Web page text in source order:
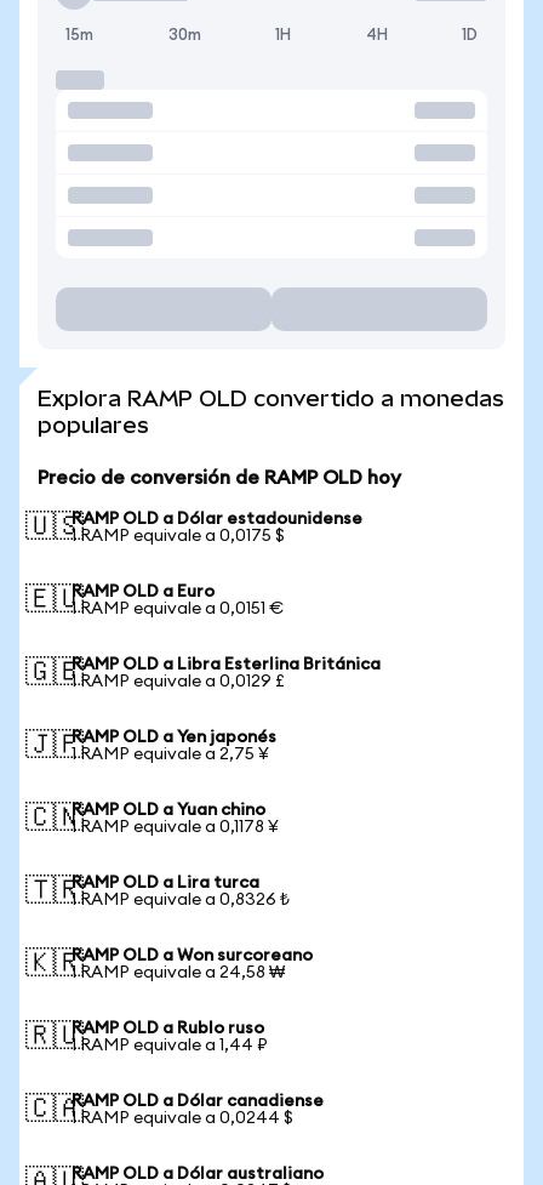
15m 30m 1H 4H 1D
Explora RAMP OLD convertido a monedas
populares
Precio de conversión de RAMP OLD hoy
🇺🇸RAMP OLD a Dólar estadounidense
1 RAMP equivale a 0,0175 $
🇪🇺RAMP OLD a Euro
1 RAMP equivale a 0,0151 €
🇬🇧RAMP OLD a Libra Esterlina Británica
1 RAMP equivale a 0,0129 £
🇯🇵RAMP OLD a Yen japonés
1 RAMP equivale a 2,75 ¥
🇨🇳RAMP OLD a Yuan chino
1 RAMP equivale a 0,1178 ¥
🇹🇷RAMP OLD a Lira turca
1 RAMP equivale a 0,8326 ₺
🇰🇷RAMP OLD a Won surcoreano
1 RAMP equivale a 24,58 ₩
🇷🇺RAMP OLD a Rublo ruso
1 RAMP equivale a 1,44 ₽
🇨🇦RAMP OLD a Dólar canadiense
1 RAMP equivale a 0,0244 $
RAMP OLD a Dólar australiano